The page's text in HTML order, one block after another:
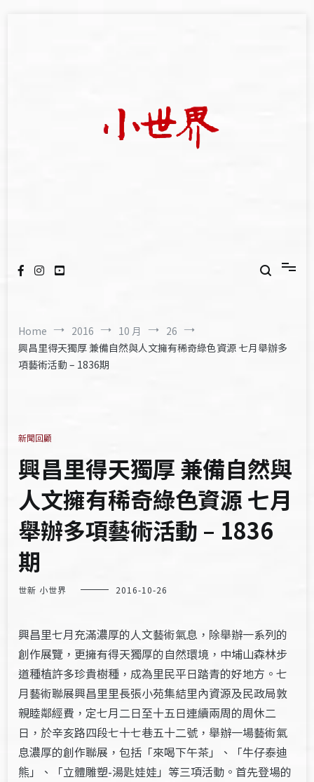
Home 2016 10 月
26
興昌里得天獨厚 兼備自然與人文擁有稀奇綠色資源 七月舉辦多
項藝術活動 – 1836期
新聞回顧
興昌里得天獨厚 兼備自然與
人文擁有稀奇綠色資源 七月
舉辦多項藝術活動 – 1836
期
世新 小世界 2016-10-26
興昌里七月充滿濃厚的人文藝術氣息，除舉辦一系列的
創作展覽，更擁有得天獨厚的自然環境，中埔山森林步
道種植許多珍貴樹種，成為里民平日踏青的好地方。七
月藝術聯展興昌里里長張小苑集結里內資源及民政局敦
親睦鄰經費，定七月二日至十五日連續兩周的周休二
日，於辛亥路四段七十七巷五十二號，舉辦一場藝術氣
息濃厚的創作聯展，包括「來喝下午茶」、「牛仔泰迪
熊」、「立體雕塑-湯匙娃娃」等三項活動。首先登場的